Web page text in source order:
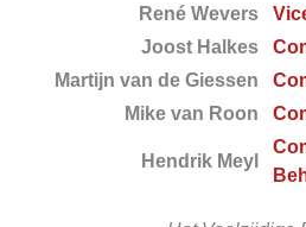
René Wevers
Joost Halkes
Martijn van de Giessen
Mike van Roon
Hendrik Meyl